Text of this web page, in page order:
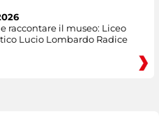
raccontare il museo: Liceo
Lucio Lombardo Radice